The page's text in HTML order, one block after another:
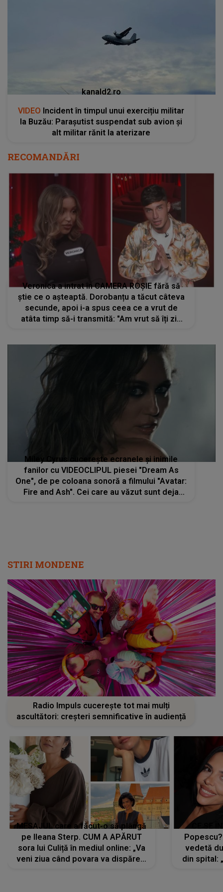
kanald2.ro
VIDEO Incident în timpul unui exercițiu militar
la Buzău: Parașutist suspendat sub avion și
alt militar rănit la aterizare
RECOMANDĂRI
Veronica a intrat în CAMERA ROȘIE fără să
știe ce o așteaptă. Dorobanțu a tăcut câteva
secunde, apoi i-a spus ceea ce a vrut de
atâta timp să-i transmită: "Am vrut să îți zic
Miley Cyrus cucerește ecranele și inimile
fanilor cu VIDEOCLIPUL piesei "Dream As
One", de pe coloana sonoră a filmului "Avatar:
Fire and Ash". Cei care au văzut sunt deja
STIRI MONDENE
Radio Impuls cucerește tot mai mulți
ascultători: creșteri semnificative în audiență
MESAJUL care a făcut-o să plângă
pe Ileana Sterp. CUM A APĂRUT
sora lui Culiță în mediul online: „Va
veni ziua când povara va dispărea,
vedetă
din spital: